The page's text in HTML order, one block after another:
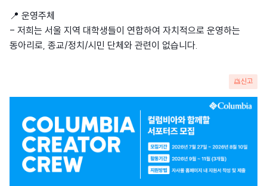
📍 운영주체
- 저희는 서울 지역 대학생들이 연합하여 자치적으로 운영하는
동아리로, 종교/정치/시민 단체와 관련이 없습니다.
신고